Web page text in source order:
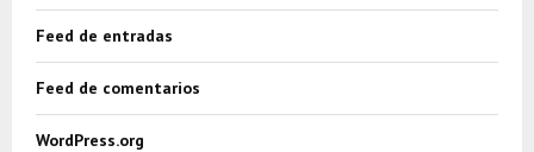
Feed de entradas
Feed de comentarios
WordPress.org